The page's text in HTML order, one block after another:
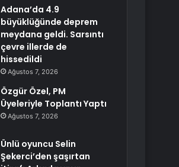
Adana’da 4.9
büyüklüğünde deprem
meydana geldi. Sarsıntı
çevre illerde de
hissedildi
Ağustos 7, 2026
Özgür Özel, PM
Üyeleriyle Toplantı Yaptı
Ağustos 7, 2026
Ünlü oyuncu Selin
Şekerci’den şaşırtan